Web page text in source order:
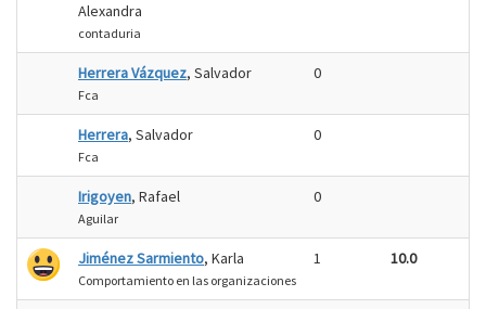
Alexandra
contaduria
Herrera Vázquez, Salvador
Fca
0
Herrera, Salvador
Fca
0
Irigoyen, Rafael
Aguilar
0
Jiménez Sarmiento, Karla
Comportamiento en las organizaciones
1 10.0